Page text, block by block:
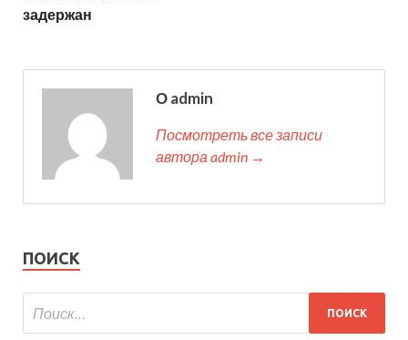
задержан
О admin
Посмотреть все записи
автора admin →
ПОИСК